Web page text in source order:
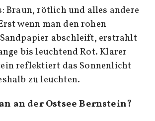
Braun, rötlich und alles andere
wenn man den rohen
abschleift, erstrahlt
bis leuchtend Rot. Klarer
reflektiert das Sonnenlicht
zu leuchten.
an der Ostsee Bernstein?